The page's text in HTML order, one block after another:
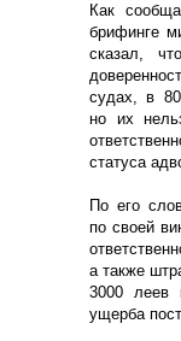
Как
брифинге
сказал,
судах, в
но их
статуса
По его
по своей
а также
3000 леев
ущерба